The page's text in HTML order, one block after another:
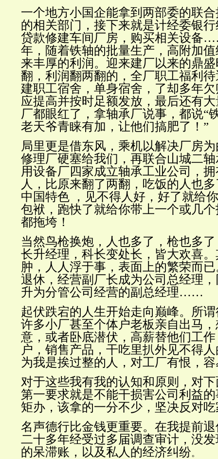
一个地方小国企能拿到两部委的联
的相关部门，接下来就是计经委银
贷款修建车间厂房，购买相关设备
年，随着铁轴的批量生产，高附加
来丰厚的利润。迎来建厂以来的鼎
翻，利润翻两翻的，全厂职工福利
建职工宿舍，单身宿舍，了却多年
应提高并按时足额发放，最后还有
厂都眼红了，拿轴承厂说事，都说“
老天爷青睐有加，让他们搞肥了！”
局里更是借东风，乘机以解决厂房
修理厂硬塞给我们，再联合山城二
用设备厂四家成立轴承工业公司，
人，比原来翻了两翻，吃饭的人也
中国特色 ，见不得人好，好了就给
包袱，跑快了就给你带上一个或几
都拖垮！
当然鸟枪换炮，人也多了，枪也多
长升经理，科长变处长，皆大欢喜
肿，人人浮于事，表面上的繁荣而
退休，经营副厂长成为公司总经理
升为分管公司经营的副总经理……
起伏跌宕的人生开始走向巅峰。所
许多小厂甚至个体户老板亲自出马
意，或者卧底潜伏，高薪替他们工
户，销售产品，干吃里扒外见不得
为我是挨过整的人，对工厂有恨，
对于这些我有我的认知和原则，对
第一要求就是不能干损害公司利益
矩办，该拿的一分不少，坚决反对
名声德行比金钱更重要。在我提前
二十多年经受过多届调查审计，没
的呆滞账，以及私人的经济纠纷。